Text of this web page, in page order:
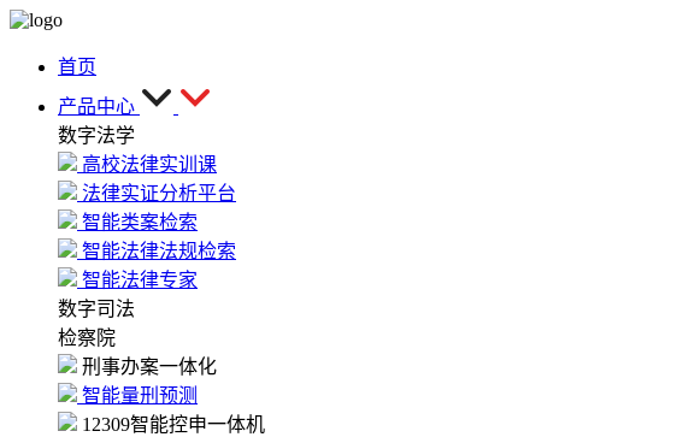
首页
产品中心
数字法学
高校法律实训课
法律实证分析平台
智能类案检索
智能法律法规检索
智能法律专家
数字司法
检察院
刑事办案一体化
智能量刑预测
12309智能控申一体机